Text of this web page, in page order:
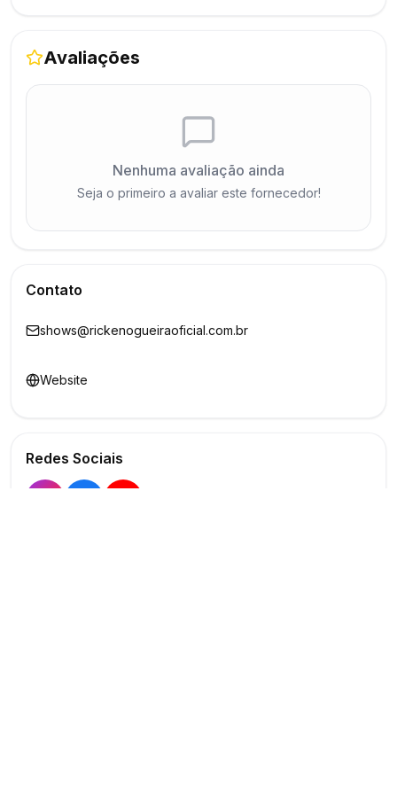
Avaliações
Nenhuma avaliação ainda
Seja o primeiro a avaliar este fornecedor!
Contato
shows@rickenogueiraoficial.com.br
Website
Redes Sociais